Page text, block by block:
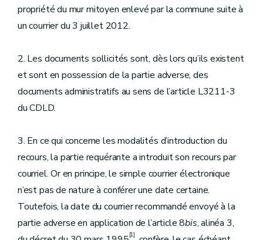
propriété du mur mitoyen enlevé par la commune suite à
un courrier du 3 juillet 2012.
2. Les documents sollicités sont, dès lors qu’ils existent
et sont en possession de la partie adverse, des
documents administratifs au sens de l’article L3211-3
du CDLD.
3. En ce qui concerne les modalités d’introduction du
recours, la partie requérante a introduit son recours par
courriel. Or en principe, le simple courrier électronique
n’est pas de nature à conférer une date certaine.
Toutefois, la date du courrier recommandé envoyé à la
partie adverse en application de l’article 8bis, alinéa 3,
[1]